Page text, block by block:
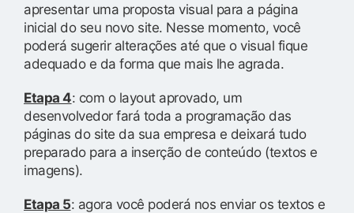
apresentar uma proposta visual para a página
inicial do seu novo site. Nesse momento, você
poderá sugerir alterações até que o visual fique
adequado e da forma que mais lhe agrada.
Etapa 4: com o layout aprovado, um
desenvolvedor fará toda a programação das
páginas do site da sua empresa e deixará tudo
preparado para a inserção de conteúdo (textos e
imagens).
Etapa 5: agora você poderá nos enviar os textos e